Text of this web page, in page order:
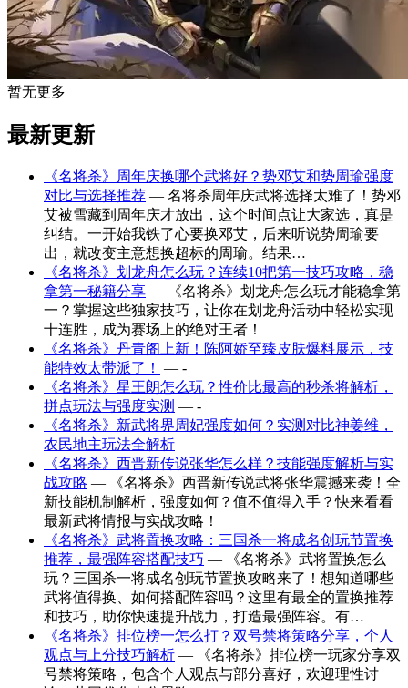
暂无更多
最新更新
《名将杀》周年庆换哪个武将好？势邓艾和势周瑜强度
对比与选择推荐 — 名将杀周年庆武将选择太难了！势邓
艾被雪藏到周年庆才放出，这个时间点让大家选，真是
纠结。一开始我铁了心要换邓艾，后来听说势周瑜要
出，就改变主意想换超标的周瑜。结果…
《名将杀》划龙舟怎么玩？连续10把第一技巧攻略，稳
拿第一秘籍分享 — 《名将杀》划龙舟怎么玩才能稳拿第
一？掌握这些独家技巧，让你在划龙舟活动中轻松实现
十连胜，成为赛场上的绝对王者！
《名将杀》丹青阁上新！陈阿娇至臻皮肤爆料展示，技
能特效太带派了！
— -
《名将杀》星王朗怎么玩？性价比最高的秒杀将解析，
拼点玩法与强度实测 — -
《名将杀》新武将界周妃强度如何？实测对比神姜维，
农民地主玩法全解析
《名将杀》西晋新传说张华怎么样？技能强度解析与实
战攻略 — 《名将杀》西晋新传说武将张华震撼来袭！全
新技能机制解析，强度如何？值不值得入手？快来看看
最新武将情报与实战攻略！
《名将杀》武将置换攻略：三国杀一将成名创玩节置换
推荐，最强阵容搭配技巧 — 《名将杀》武将置换怎么
玩？三国杀一将成名创玩节置换攻略来了！想知道哪些
武将值得换、如何搭配阵容吗？这里有最全的置换推荐
和技巧，助你快速提升战力，打造最强阵容。有…
《名将杀》排位榜一怎么打？双号禁将策略分享，个人
观点与上分技巧解析 — 《名将杀》排位榜一玩家分享双
号禁将策略，包含个人观点与部分喜好，欢迎理性讨